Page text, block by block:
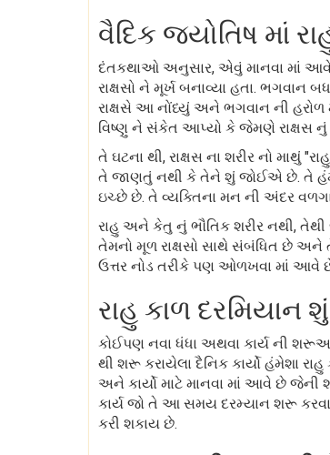
વૈદિક જ્યોતિષ માં
દંતકથાઓ અનુસાર, એવું માનવા માં
રાક્ષસો ને મૂર્ખ બનાવ્યા હતા.
રાક્ષસે આ નોંધ્યું અને ભગવાન ની
વિષ્ણુ ને સંકેત આપ્યો કે જેમણે રાક્ષસ નું
તે ઘટના થી, રાક્ષસ ના શરીર નો માથું
તે જાણતું નથી કે તેને શું જોઈએ છે. તે
ઇચ્છે છે. તે વ્યક્તિના મન ની અંદર
રાહુ અને કેતુ નું ભૌતિક શરીર નથી,
તેમનો મૂળ રાક્ષસો સાથે સંબંધિત છે
ઉત્તર નોડ તરીકે પણ ઓળખવા માં આવે
રાહુ કાળ દરમિયાન
કોઈપણ નવા ધંધા અથવા કાર્ય ની
થી શરૂ કરાયેલા દૈનિક કાર્યો હંમેશા
અને કાર્યો માટે માનવા માં આવે છે
કાર્ય જો તે આ સમય દરમ્યાન શરૂ કરવા
કરી શકાય છે.